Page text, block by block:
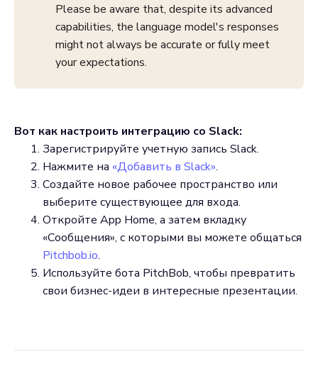
Please be aware that, despite its advanced
capabilities, the language model's responses
might not always be accurate or fully meet
your expectations.
Вот как настроить интеграцию со Slack:
Зарегистрируйте учетную запись Slack.
Нажмите на «Добавить в Slack».
Создайте новое рабочее пространство или
выберите существующее для входа.
Откройте App Home, а затем вкладку
«Сообщения», с которыми вы можете общаться
Pitchbob.io.
Используйте бота PitchBob, чтобы превратить
свои бизнес-идеи в интересные презентации.